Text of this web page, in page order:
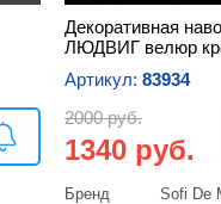
Декоративная
ЛЮДВИГ велюр
Артикул: 83934
2000 руб.
1340 руб.
Бренд
Sofi De